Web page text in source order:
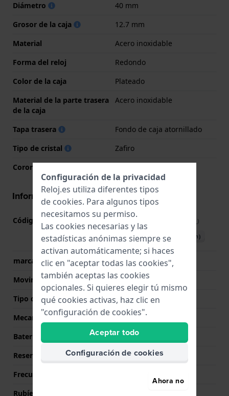
Diámetro
40 mm
Grosor de la caja
12.7 mm
Material
Acero inoxidable
Forma del reloj
Redondo
Color de la caja
Plateado
Material de la parte trasera
de la caja
Acero inoxidable
Tapa trasera
Fondo de caja atornillado
Tipo de cristal
Zafiro
Corona
Información del movimiento
Código de Movimiento )
Descargar manual (English)
marca del movimiento
ETA
Movimiento suizo
Si
Tipo de pantalla
analógico
Mecanismo
Mecánico Automático
Batería
No battery needed
Reserva de poder
80
Frecuencia
Rubíes
Configuración de la privacidad
Reloj.es utiliza diferentes tipos
de cookies. Para algunos tipos
necesitamos su permiso.
Las cookies necesarias y las
estadísticas anónimas siempre se
activan automáticamente; si haces
clic en "aceptar todas las cookies",
también aceptas las cookies
opcionales. Si quieres elegir tú mismo
qué cookies activas, haz clic en
"configuración de cookies".
Aceptar todo
Configuración de cookies
Ahora no